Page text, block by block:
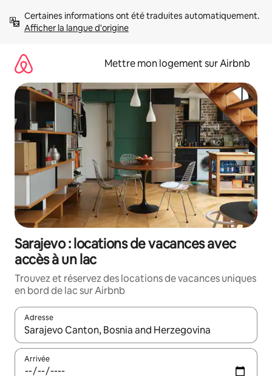
directement
Afficher la langue d'origine
Mettre mon logement sur Airbnb
Sarajevo : locations de vacances avec
accès à un lac
Trouvez et réservez des locations de vacances uniques
en bord de lac sur Airbnb
Adresse
Lorsque les résultats s'affichent, utilisez les flèches vers le
Arrivée